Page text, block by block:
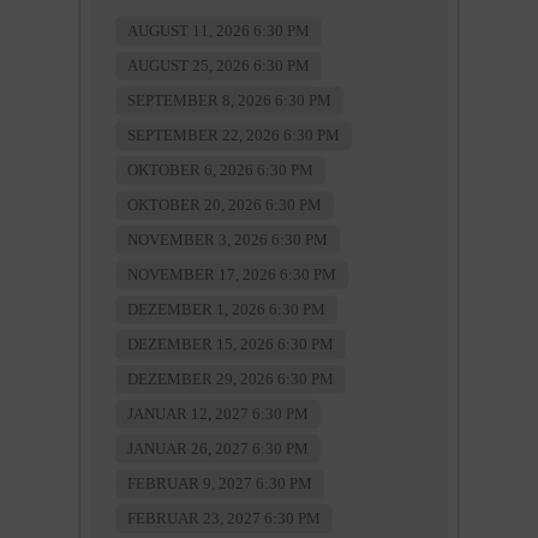
AUGUST 11, 2026 6:30 PM
AUGUST 25, 2026 6:30 PM
SEPTEMBER 8, 2026 6:30 PM
SEPTEMBER 22, 2026 6:30 PM
OKTOBER 6, 2026 6:30 PM
OKTOBER 20, 2026 6:30 PM
NOVEMBER 3, 2026 6:30 PM
NOVEMBER 17, 2026 6:30 PM
DEZEMBER 1, 2026 6:30 PM
DEZEMBER 15, 2026 6:30 PM
DEZEMBER 29, 2026 6:30 PM
JANUAR 12, 2027 6:30 PM
JANUAR 26, 2027 6:30 PM
FEBRUAR 9, 2027 6:30 PM
FEBRUAR 23, 2027 6:30 PM